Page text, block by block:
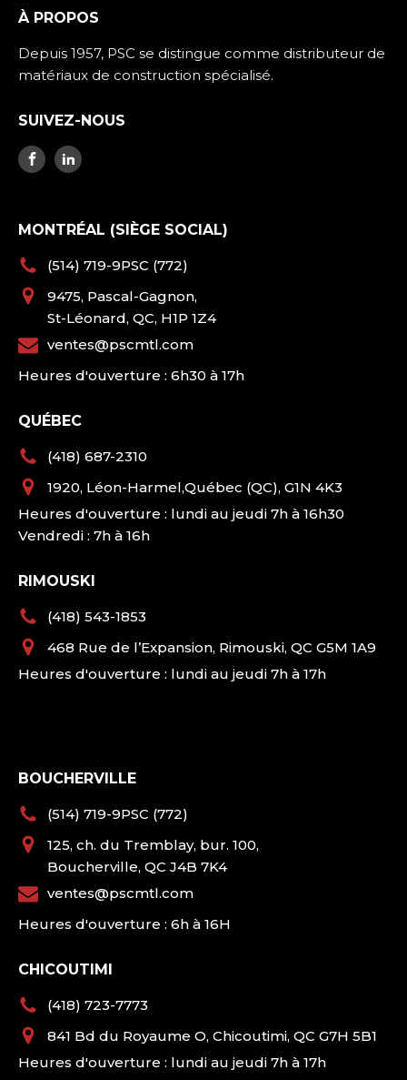
À PROPOS
Depuis 1957, PSC se distingue comme distributeur de
matériaux de construction spécialisé.
SUIVEZ-NOUS
MONTRÉAL (SIÈGE SOCIAL)
(514) 719-9PSC (772)
9475, Pascal-Gagnon,
St-Léonard, QC, H1P 1Z4
ventes@pscmtl.com
Heures d'ouverture : 6h30 à 17h
QUÉBEC
(418) 687-2310
1920, Léon-Harmel,Québec (QC), G1N 4K3
Heures d'ouverture : lundi au jeudi 7h à 16h30
Vendredi : 7h à 16h
RIMOUSKI
(418) 543-1853
468 Rue de l’Expansion, Rimouski, QC G5M 1A9
Heures d'ouverture : lundi au jeudi 7h à 17h
BOUCHERVILLE
(514) 719-9PSC (772)
125, ch. du Tremblay, bur. 100,
Boucherville, QC J4B 7K4
ventes@pscmtl.com
Heures d'ouverture : 6h à 16H
CHICOUTIMI
(418) 723-7773
841 Bd du Royaume O, Chicoutimi, QC G7H 5B1
Heures d'ouverture : lundi au jeudi 7h à 17h